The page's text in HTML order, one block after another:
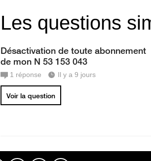
Les questions
Désactivation de toute abonnement
de mon N 53 153 043
1 réponse Il y a 9 jours
Voir la question